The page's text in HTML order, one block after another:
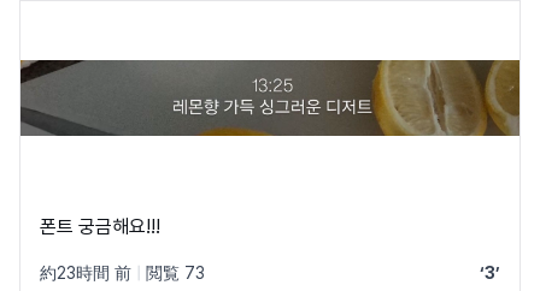
폰트 궁금해요!!!
約23時間 前 閲覧 73 ‘3’